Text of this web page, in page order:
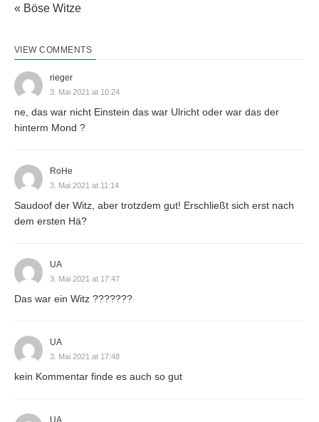
« Böse Witze
VIEW COMMENTS
rieger
3. Mai 2021 at 10:24
ne, das war nicht Einstein das war Ulricht oder war das der
hinterm Mond ?
RoHe
3. Mai 2021 at 11:14
Saudoof der Witz, aber trotzdem gut! Erschließt sich erst nach
dem ersten Hä?
UA
3. Mai 2021 at 17:47
Das war ein Witz ???????
UA
3. Mai 2021 at 17:48
kein Kommentar finde es auch so gut
UA